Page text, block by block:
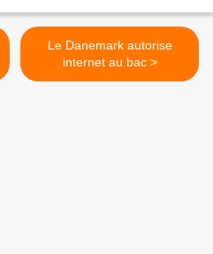
Le Danemark autorise
internet au bac >